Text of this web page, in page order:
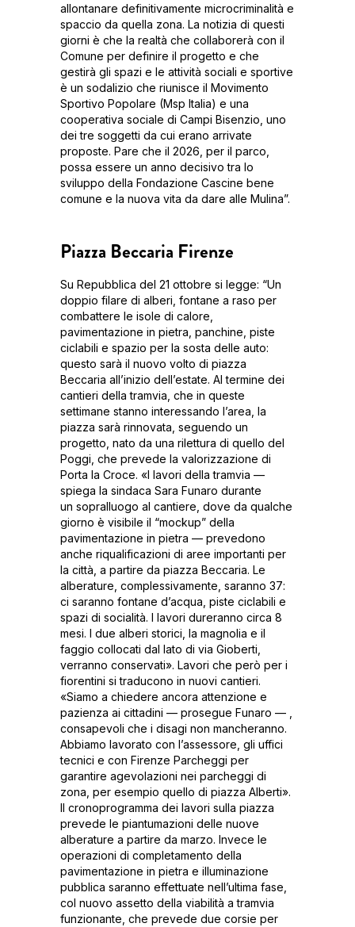
allontanare definitivamente microcriminalità e
spaccio da quella zona. La notizia di questi
giorni è che la realtà che collaborerà con il
Comune per definire il progetto e che
gestirà gli spazi e le attività sociali e sportive
è un sodalizio che riunisce il Movimento
Sportivo Popolare (Msp Italia) e una
cooperativa sociale di Campi Bisenzio, uno
dei tre soggetti da cui erano arrivate
proposte. Pare che il 2026, per il parco,
possa essere un anno decisivo tra lo
sviluppo della Fondazione Cascine bene
comune e la nuova vita da dare alle Mulina”.
Piazza Beccaria Firenze
Su Repubblica del 21 ottobre si legge: “Un
doppio filare di alberi, fontane a raso per
combattere le isole di calore,
pavimentazione in pietra, panchine, piste
ciclabili e spazio per la sosta delle auto:
questo sarà il nuovo volto di piazza
Beccaria all’inizio dell’estate. Al termine dei
cantieri della tramvia, che in queste
settimane stanno interessando l’area, la
piazza sarà rinnovata, seguendo un
progetto, nato da una rilettura di quello del
Poggi, che prevede la valorizzazione di
Porta la Croce. «I lavori della tramvia —
spiega la sindaca Sara Funaro durante
un sopralluogo al cantiere, dove da qualche
giorno è visibile il “mockup” della
pavimentazione in pietra — prevedono
anche riqualificazioni di aree importanti per
la città, a partire da piazza Beccaria. Le
alberature, complessivamente, saranno 37:
ci saranno fontane d’acqua, piste ciclabili e
spazi di socialità. I lavori dureranno circa 8
mesi. I due alberi storici, la magnolia e il
faggio collocati dal lato di via Gioberti,
verranno conservati». Lavori che però per i
fiorentini si traducono in nuovi cantieri.
«Siamo a chiedere ancora attenzione e
pazienza ai cittadini — prosegue Funaro — ,
consapevoli che i disagi non mancheranno.
Abbiamo lavorato con l’assessore, gli uffici
tecnici e con Firenze Parcheggi per
garantire agevolazioni nei parcheggi di
zona, per esempio quello di piazza Alberti».
Il cronoprogramma dei lavori sulla piazza
prevede le piantumazioni delle nuove
alberature a partire da marzo. Invece le
operazioni di completamento della
pavimentazione in pietra e illuminazione
pubblica saranno effettuate nell’ultima fase,
col nuovo assetto della viabilità a tramvia
funzionante, che prevede due corsie per